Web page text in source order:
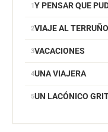
Y PENSAR QUE
VIAJE AL TERRUÑO
VACACIONES
UNA VIAJERA
UN LACÓNICO